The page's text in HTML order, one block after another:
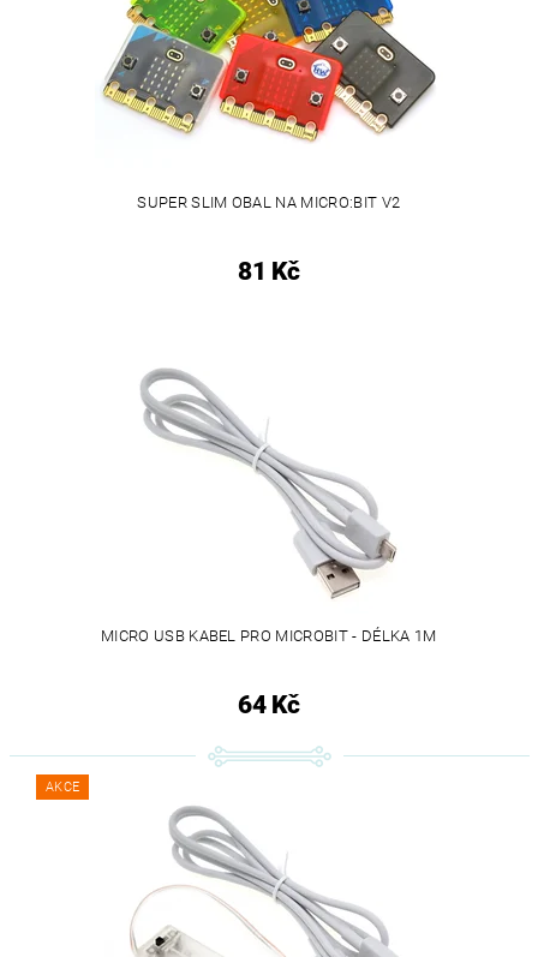
SUPER SLIM OBAL NA MICRO:BIT V2
81 Kč
MICRO USB KABEL PRO MICROBIT - DÉLKA 1M
64 Kč
AKCE